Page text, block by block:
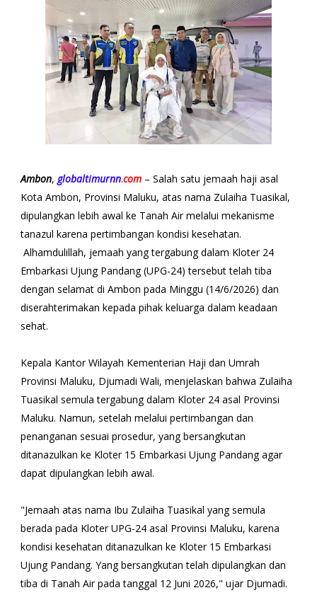
Ambon, globaltimurnn.com– Salah satu jemaah haji asal
Kota Ambon, Provinsi Maluku, atas nama Zulaiha Tuasikal,
dipulangkan lebih awal ke Tanah Air melalui mekanisme
tanazul karena pertimbangan kondisi kesehatan.
Alhamdulillah, jemaah yang tergabung dalam Kloter 24
Embarkasi Ujung Pandang (UPG-24) tersebut telah tiba
dengan selamat di Ambon pada Minggu (14/6/2026) dan
diserahterimakan kepada pihak keluarga dalam keadaan
sehat.
Kepala Kantor Wilayah Kementerian Haji dan Umrah
Provinsi Maluku, Djumadi Wali, menjelaskan bahwa Zulaiha
Tuasikal semula tergabung dalam Kloter 24 asal Provinsi
Maluku. Namun, setelah melalui pertimbangan dan
penanganan sesuai prosedur, yang bersangkutan
ditanazulkan ke Kloter 15 Embarkasi Ujung Pandang agar
dapat dipulangkan lebih awal.
"Jemaah atas nama Ibu Zulaiha Tuasikal yang semula
berada pada Kloter UPG-24 asal Provinsi Maluku, karena
kondisi kesehatan ditanazulkan ke Kloter 15 Embarkasi
Ujung Pandang. Yang bersangkutan telah dipulangkan dan
tiba di Tanah Air pada tanggal 12 Juni 2026," ujar Djumadi.